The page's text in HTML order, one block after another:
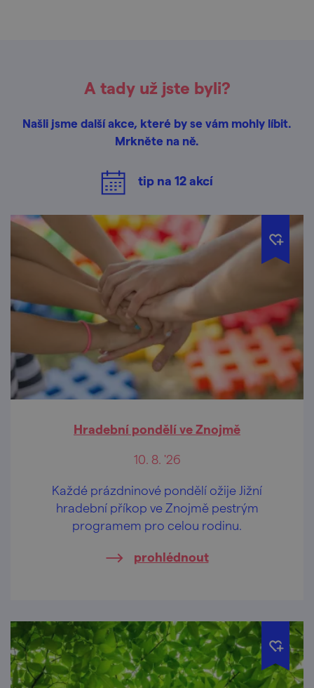
A tady už jste byli?
Našli jsme další akce, které by se vám mohly líbit.
Mrkněte na ně.
tip na 12akcí
Hradební pondělí ve Znojmě
10. 8. '26
Každé prázdninové pondělí ožije Jižní
hradební příkop ve Znojmě pestrým
programem pro celou rodinu.
prohlédnout